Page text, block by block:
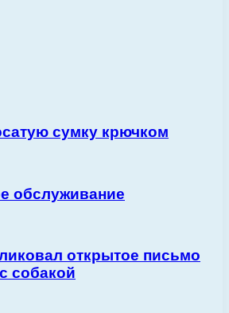
сумку крючком
обслуживание
открытое письмо
собакой